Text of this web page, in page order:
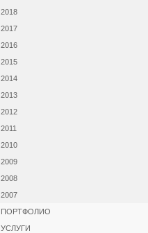
2018
2017
2016
2015
2014
2013
2012
2011
2010
2009
2008
2007
ПОРТФОЛИО
УСЛУГИ